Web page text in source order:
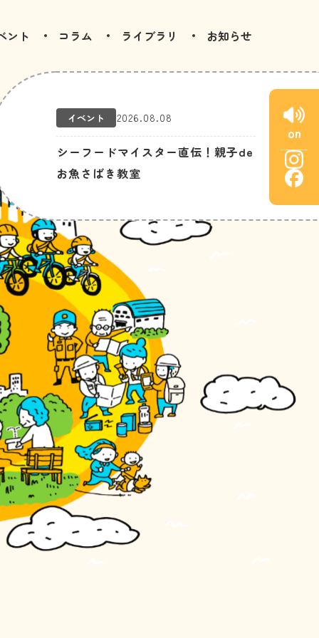
ント コラム ライブラリ お知らせ
on
イベント 2026.08.08
シーフードマイスター直伝！親子de
お魚さばき教室